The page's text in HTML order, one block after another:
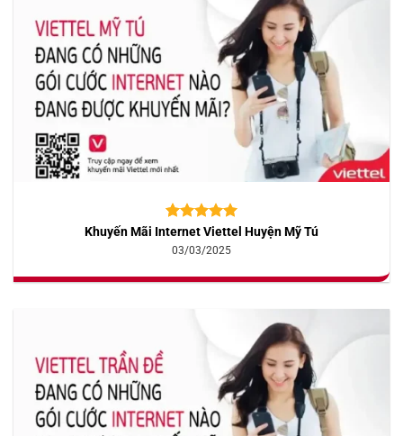
5.00trên 5
dựa trên
10
Khuyến Mãi Internet Viettel Huyện Mỹ Tú
03/03/2025